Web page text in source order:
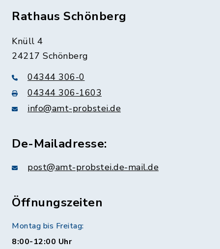
Rathaus Schönberg
Knüll 4
24217 Schönberg
04344 306-0
04344 306-1603
info@amt-probstei.de
De-Mailadresse:
post@amt-probstei.de-mail.de
Öffnungszeiten
Montag bis Freitag:
8:00-12:00 Uhr